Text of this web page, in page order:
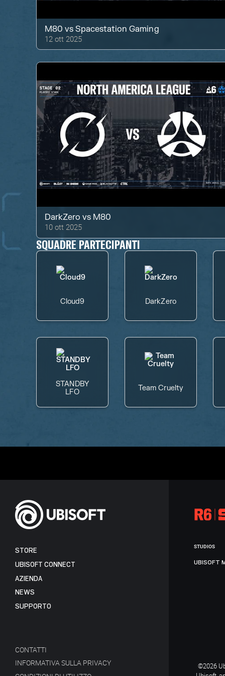
M80 vsSpacestation Gaming
12 ott 2025
DarkZero vs M80
10 ott 2025
SQUADRE PARTECIPANTI
Cloud9 DarkZero
STANDBY
LFO
Team Cruelty
STORE
UBISOFT CONNECT
AZIENDA
NEWS
SUPPORTO
CONTATTI
INFORMATIVA SULLA PRIVACY
STUDIOS
UBISOFT
©2026